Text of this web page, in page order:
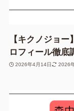
【キクノジョ
ロフィール徹底
2026年4月14日 2026